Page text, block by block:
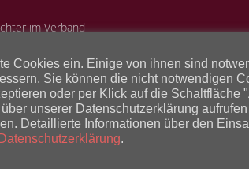
Cookies ein. Einige von ihnen sind
Sie können die nicht notwendigen
oder per Klick auf die Schaltfläche
unserer Datenschutzerklärung
Detaillierte Informationen über den
Datenschutzerklärung.